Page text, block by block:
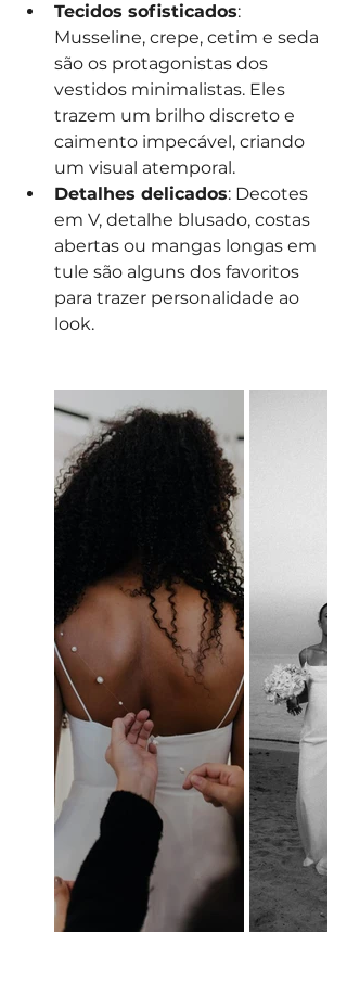
Tecidos sofisticados:
Musseline, crepe, cetim e seda
são os protagonistas dos
vestidos minimalistas. Eles
trazem um brilho discreto e
caimento impecável, criando
um visual atemporal.
Detalhes delicados: Decotes
em V, detalhe blusado, costas
abertas ou mangas longas em
tule são alguns dos favoritos
para trazer personalidade ao
look.